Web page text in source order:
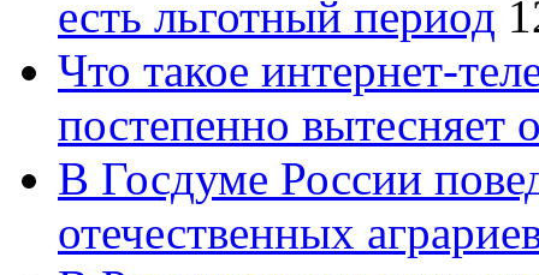
есть льготный период
Что такое интернет-
постепенно вытесняет
В Госдуме России
отечественных